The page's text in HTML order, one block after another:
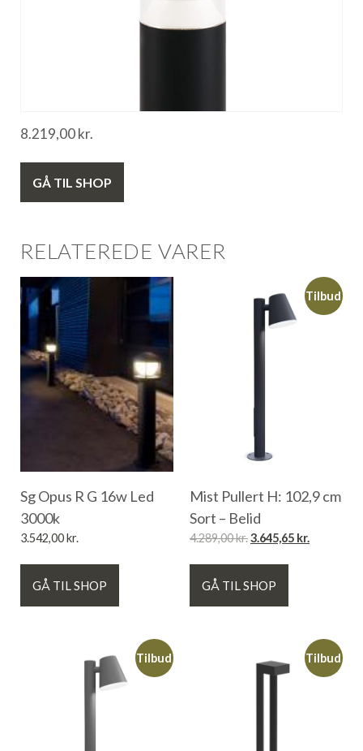
8.219,00kr.
GÅ TIL SHOP
RELATEREDE VARER
Sg Opus R G 16w Led
3000k
3.542,00kr.
GÅ TIL SHOP
Tilbud
Mist Pullert H: 102,9 cm
Sort – Belid
4.289,00kr.3.645,65 kr.
GÅ TIL SHOP
Tilbud Tilbud